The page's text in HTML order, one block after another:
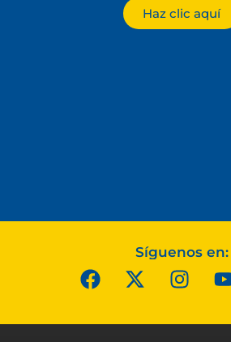
Haz clic aquí
Síguenos en: